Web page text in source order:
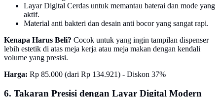
Layar Digital Cerdas untuk memantau baterai dan mode yang
aktif.
Material anti bakteri dan desain anti bocor yang sangat rapi.
Kenapa Harus Beli? Cocok untuk yang ingin tampilan dispenser
lebih estetik di atas meja kerja atau meja makan dengan kendali
volume yang presisi.
Harga: Rp 85.000 (dari Rp 134.921) - Diskon 37%
6. Takaran Presisi dengan Layar Digital Modern